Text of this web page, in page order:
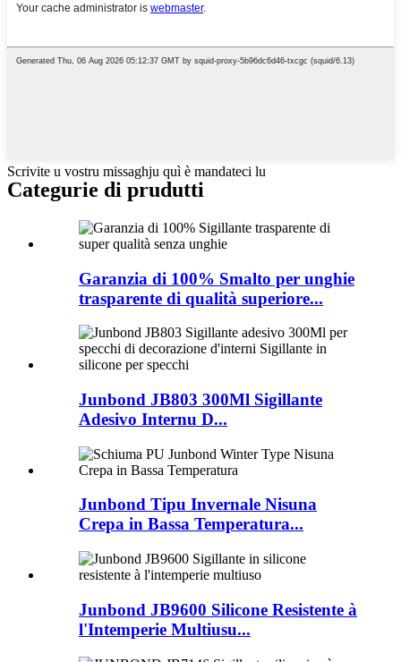
Scrivite u vostru missaghju quì è mandateci lu
Categurie di prudutti
Garanzia di 100% Smalto per unghie
trasparente di qualità superiore...
Junbond JB803 300Ml Sigillante
Adesivo Internu D...
Junbond Tipu Invernale Nisuna
Crepa in Bassa Temperatura...
Junbond JB9600 Silicone Resistente à
l'Intemperie Multiusu...